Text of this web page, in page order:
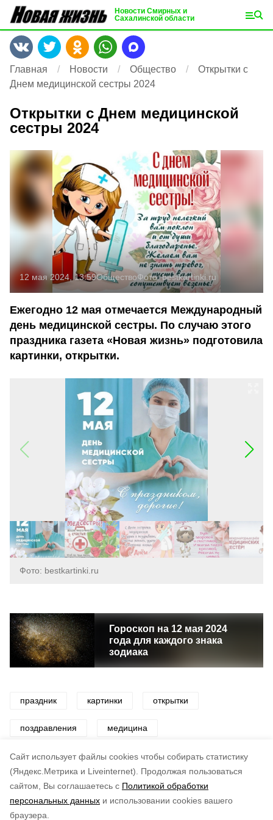
Cайт использует файлы cookies чтобы собирать статистику
(Яндекс.Метрика и Liveinternet).
Продолжая пользоваться
сайтом, Вы соглашаетесь с Политикой обработки
персональных данных и использовании cookies вашего
браузера.
Новости Смирных и
Сахалинской области
Главная Новости Общество
Открытки с
Днем медицинской сестры 2024
Открытки с Днем медицинской
сестры 2024
12 мая 2024, 13:59ОбществоФото:bestkartinki.ru
Ежегодно 12 мая отмечается Международный
день медицинской сестры. По случаю этого
праздника газета «Новая жизнь» подготовила
картинки, открытки.
Фото: bestkartinki.ru
Гороскоп на 12 мая 2024
года для каждого знака
зодиака
праздник картинки открытки
поздравления медицина
медицинская сестра
по оценке